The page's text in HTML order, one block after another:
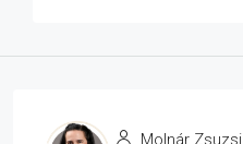
Molnár Zsuzsi